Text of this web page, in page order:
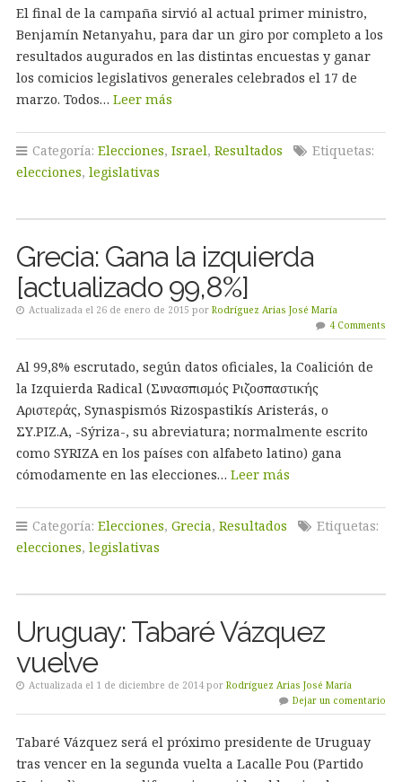
El final de la campaña sirvió al actual primer ministro,
Benjamín Netanyahu, para dar un giro por completo a los
resultados augurados en las distintas encuestas y ganar
los comicios legislativos generales celebrados el 17 de
marzo. Todos… Leer más
Categoría: Elecciones, Israel, Resultados
Etiquetas:
elecciones, legislativas
Grecia: Gana la izquierda
[actualizado 99,8%]
Actualizada el 26 de enero de 2015 por Rodríguez Arias José María
4 Comments
Al 99,8% escrutado, según datos oficiales, la Coalición de
la Izquierda Radical (Συνασπισμός Ριζοσπαστικής
Αριστεράς, Synaspismós Rizospastikís Aristerás, o
ΣΥ.ΡΙΖ.Α, -Sýriza-, su abreviatura; normalmente escrito
como SYRIZA en los países con alfabeto latino) gana
cómodamente en las elecciones… Leer más
Categoría: Elecciones, Grecia, Resultados
Etiquetas:
elecciones, legislativas
Uruguay: Tabaré Vázquez
vuelve
Actualizada el 1 de diciembre de 2014 por Rodríguez Arias José María
Dejar un comentario
Tabaré Vázquez será el próximo presidente de Uruguay
tras vencer en la segunda vuelta a Lacalle Pou (Partido